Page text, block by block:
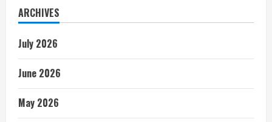
ARCHIVES
July 2026
June 2026
May 2026